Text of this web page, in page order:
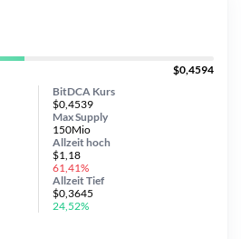
$0,4594
BitDCA Kurs
$0,4539
Max Supply
150Mio
Allzeithoch
$1,18
61,41%
AllzeitTief
$0,3645
24,52%